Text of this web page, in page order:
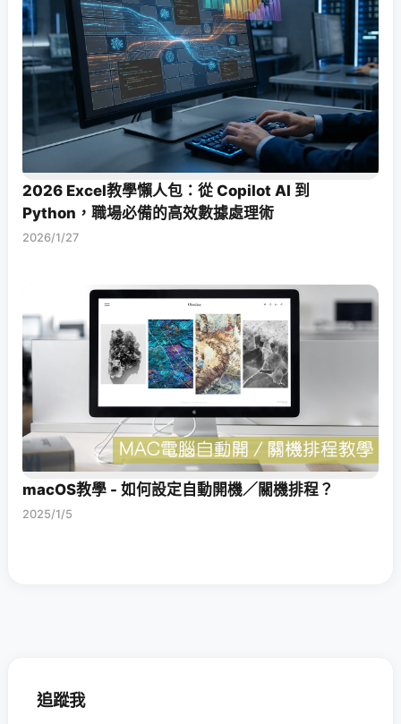
2026 Excel教學懶人包：從 Copilot AI 到
Python，職場必備的高效數據處理術
2026/1/27
macOS教學 - 如何設定自動開機／關機排程？
2025/1/5
追蹤我